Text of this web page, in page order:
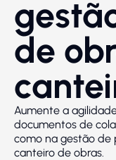
de
Aumente a
documentos de
como na gestão de
canteiro de obras.